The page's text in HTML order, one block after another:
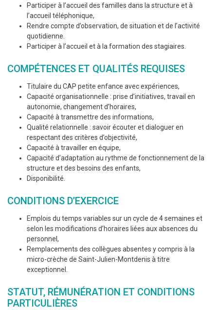
Participer à l’accueil des familles dans la structure et à
l’accueil téléphonique,
Rendre compte d’observation, de situation et de l’activité
quotidienne.
Participer à l’accueil et à la formation des stagiaires.
COMPÉTENCES ET QUALITÉS REQUISES
Titulaire du CAP petite enfance avec expériences,
Capacité organisationnelle : prise d’initiatives, travail en
autonomie, changement d’horaires,
Capacité à transmettre des informations,
Qualité relationnelle : savoir écouter et dialoguer en
respectant des critères d’objectivité,
Capacité à travailler en équipe,
Capacité d’adaptation au rythme de fonctionnement de la
structure et des besoins des enfants,
Disponibilité.
CONDITIONS D’EXERCICE
Emplois du temps variables sur un cycle de 4 semaines et
selon les modifications d’horaires liées aux absences du
personnel,
Remplacements des collègues absentes y compris à la
micro-crèche de Saint-Julien-Montdenis à titre
exceptionnel.
STATUT, RÉMUNÉRATION ET CONDITIONS
PARTICULIÈRES